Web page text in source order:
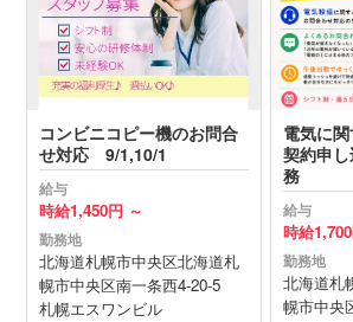
コンビニコピー機のお問合
せ対応 9/1,10/1
給与
時給1,450円 ～
勤務地
北海道札幌市中央区北海道札
幌市中央区南一条西4-20-5
札幌エスワンビル
電気に
契約申
務
給与
時給
勤務地
北海道札
幌市中央